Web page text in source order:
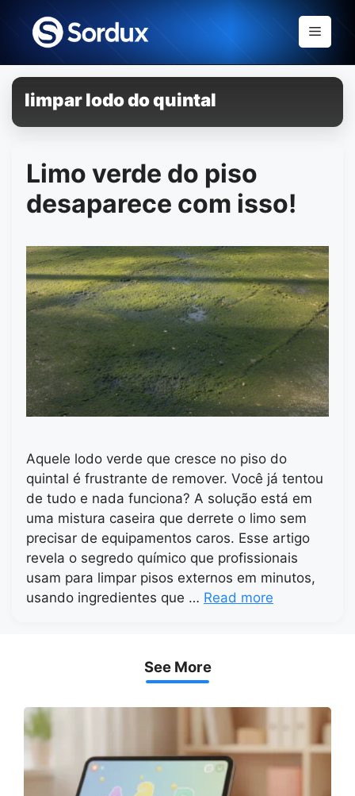
content
Menu
limpar lodo do quintal
Limo verde do piso
desaparece com isso!
Aquele lodo verde que cresce no piso do
quintal é frustrante de remover. Você já tentou
de tudo e nada funciona? A solução está em
uma mistura caseira que derrete o limo sem
precisar de equipamentos caros. Esse artigo
revela o segredo químico que profissionais
usam para limpar pisos externos em minutos,
usando ingredientes que … Read more
See More